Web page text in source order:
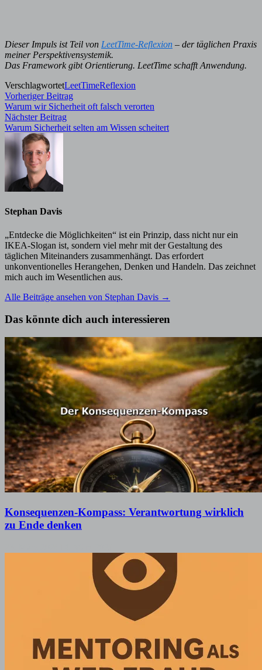
Dieser Impuls ist Teil von LeetTime-Reflexion – der täglichen Praxis
meiner Perspektivensystemik.
Das Framework gibt Orientierung. LeetTime schafft Anwendung.
VerschlagwortetLeetTimeReflexion
Beitragsnavigation
Vorheriger BeitragVorheriger
Beitrag:
Warum wir Sicherheit oft falsch verorten
Nächster BeitragNächster
Beitrag:
Warum Sicherheit selten am Wissen scheitert
Stephan Davis
„Entdecke die Möglichkeiten“ ist ein Prinzip, dass nicht nur ein
IKEA-Slogan ist, sondern viel mehr mit der Gestaltung des
täglichen Miteinanders zusammenhängt. Das erfordert
unkonventionelles Herangehen, Denken und Handeln. Das zeichnet
mich auch im Wesentlichen aus.
Alle Beiträge ansehen von Stephan Davis →
Das könnte dich auch interessieren
Konsequenzen-Kompass: Verantwortung wirklich
zu Ende denken